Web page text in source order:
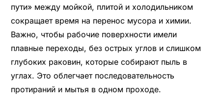
пути» между мойкой, плитой и холодильником
сокращает время на перенос мусора и химии.
Важно, чтобы рабочие поверхности имели
плавные переходы, без острых углов и слишком
глубоких раковин, которые собирают пыль в
углах. Это облегчает последовательность
протираний и мытья в одном проходе.